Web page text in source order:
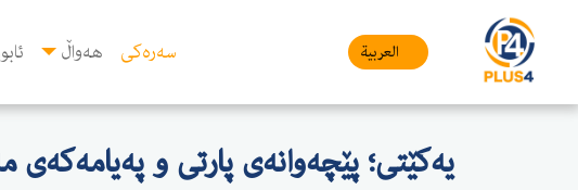
العربیة سەرەکی هەواڵ
یەکێتی؛ پێچەوانەی پارتی و پەیامەکەی